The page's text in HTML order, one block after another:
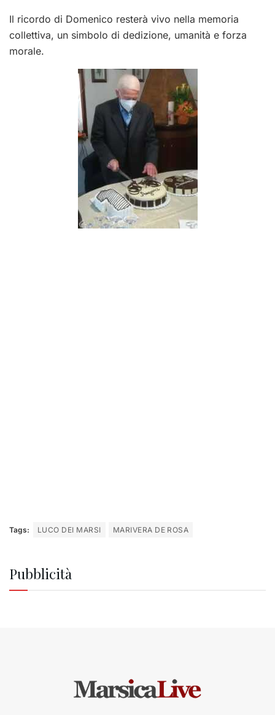
Il ricordo di Domenico resterà vivo nella memoria
collettiva, un simbolo di dedizione, umanità e forza
morale.
Tags: LUCO DEI MARSI MARIVERA DE ROSA
Pubblicità